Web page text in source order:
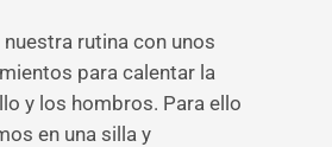
rutina con unos
para calentar la
y los hombros. Para ello
en una silla y